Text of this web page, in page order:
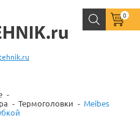
0
Термоголовки
Meibes